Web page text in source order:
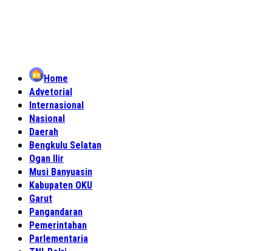
Home
Advetorial
Internasional
Nasional
Daerah
Bengkulu Selatan
Ogan Ilir
Musi Banyuasin
Kabupaten OKU
Garut
Pangandaran
Pemerintahan
Parlementaria